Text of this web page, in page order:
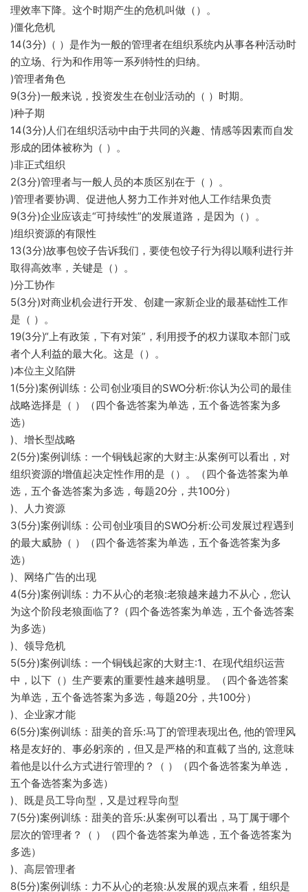
理效率下降。这个时期产生的危机叫做（）。
)僵化危机
14(3分)（ ）是作为一般的管理者在组织系统内从事各种活动时
的立场、行为和作用等一系列特性的归纳。
)管理者角色
9(3分)一般来说，投资发生在创业活动的（ ）时期。
)种子期
14(3分)人们在组织活动中由于共同的兴趣、情感等因素而自发
形成的团体被称为（ ）。
)非正式组织
2(3分)管理者与一般人员的本质区别在于（ ）。
)管理者要协调、促进他人努力工作并对他人工作结果负责
9(3分)企业应该走“可持续性”的发展道路，是因为（）。
)组织资源的有限性
13(3分)故事包饺子告诉我们，要使包饺子行为得以顺利进行并
取得高效率，关键是（）。
)分工协作
5(3分)对商业机会进行开发、创建一家新企业的最基础性工作
是（ ）。
19(3分)“上有政策，下有对策”，利用授予的权力谋取本部门或
者个人利益的最大化。这是（）。
)本位主义陷阱
1(5分)案例训练：公司创业项目的SWO分析:你认为公司的最佳
战略选择是（ ）（四个备选答案为单选，五个备选答案为多
选）
)、增长型战略
2(5分)案例训练：一个铜钱起家的大财主:从案例可以看出，对
组织资源的增值起决定性作用的是（）。（四个备选答案为单
选，五个备选答案为多选，每题20分，共100分）
)、人力资源
3(5分)案例训练：公司创业项目的SWO分析:公司发展过程遇到
的最大威胁（ ）（四个备选答案为单选，五个备选答案为多
选）
)、网络广告的出现
4(5分)案例训练：力不从心的老狼:老狼越来越力不从心，您认
为这个阶段老狼面临了?（四个备选答案为单选，五个备选答案
为多选）
)、领导危机
5(5分)案例训练：一个铜钱起家的大财主:1、在现代组织运营
中，以下（）生产要素的重要性越来越明显。（四个备选答案
为单选，五个备选答案为多选，每题20分，共100分）
)、企业家才能
6(5分)案例训练：甜美的音乐:马丁的管理表现出色, 他的管理风
格是友好的、事必躬亲的，但又是严格的和直截了当的, 这意味
着他是以什么方式进行管理的？（ ）（四个备选答案为单选，
五个备选答案为多选）
)、既是员工导向型，又是过程导向型
7(5分)案例训练：甜美的音乐:从案例可以看出，马丁属于哪个
层次的管理者？（ ）（四个备选答案为单选，五个备选答案为
多选）
)、高层管理者
8(5分)案例训练：力不从心的老狼:从发展的观点来看，组织是